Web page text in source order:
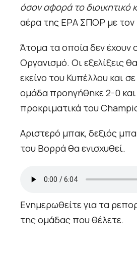
όσον αφορά το διοικητικό
αέρα της ΕΡΑ ΣΠΟΡ με
Άτομα τα οποία δεν έχουν
Οργανισμό. Οι εξελίξεις
εκείνο του Κυπέλλου και
ομάδα προηγήθηκε 2-0 και
προκριματικά του
Αριστερό μπακ, δεξιός
του Βορρά θα ενισχυθεί.
Ενημερωθείτε για τα
της ομάδας που θέλετε.